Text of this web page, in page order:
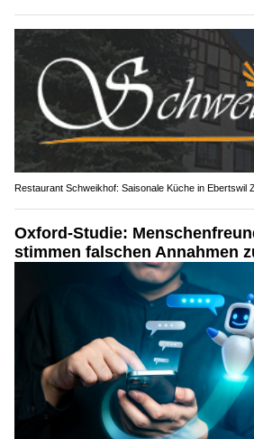
Restaurant Schweikhof: Saisonale Küche in Ebertswil
Oxford-Studie:
stimmen falschen Annahmen